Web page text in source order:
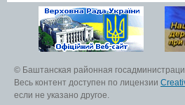
© Баштанская районная
Весь контент доступен по лицензии
если не указано другое.